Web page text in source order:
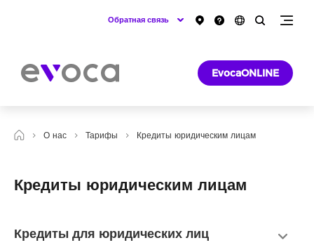
Обратная связь
EvocaONLINE
О нас Тарифы Кредиты юридическим лицам
Кредиты юридическим лицам
Кредиты для юридических лиц